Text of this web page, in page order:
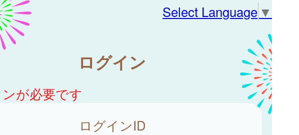
Select Language ▼
ログイン
が必要です
ログインID